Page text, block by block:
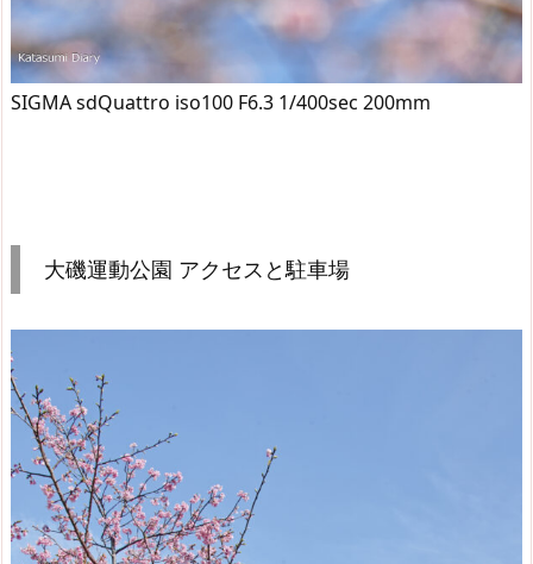
SIGMA sdQuattro iso100 F6.3 1/400sec 200mm
大磯運動公園 アクセスと駐車場